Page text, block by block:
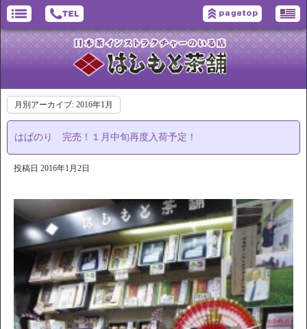
月別アーカイブ: 2016年1月
はばのり 完売！１月中旬再度入荷予定！
投稿日 2016年1月2日